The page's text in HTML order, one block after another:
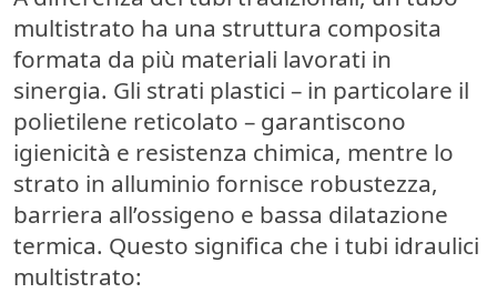
multistrato ha una struttura composita
formata da più materiali lavorati in
sinergia. Gli strati plastici – in particolare il
polietilene reticolato – garantiscono
igienicità e resistenza chimica, mentre lo
strato in alluminio fornisce robustezza,
barriera all’ossigeno e bassa dilatazione
termica. Questo significa che i tubi idraulici
multistrato: